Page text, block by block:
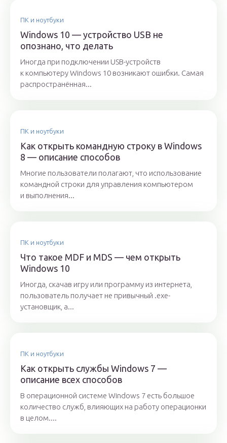
ПК и ноутбуки
Windows 10 — устройство USB не
опознано, что делать
Иногда при подключении USB-устройств
к компьютеру Windows 10 возникают ошибки. Самая
распространённая...
ПК и ноутбуки
Как открыть командную строку в Windows
8 — описание способов
Многие пользователи полагают, что использование
командной строки для управления компьютером
и выполнения...
ПК и ноутбуки
Что такое MDF и MDS — чем открыть
Windows 10
Иногда, скачав игру или программу из интернета,
пользователь получает не привычный .exe-
установщик, а...
ПК и ноутбуки
Как открыть службы Windows 7 —
описание всех способов
В операционной системе Windows 7 есть большое
количество служб, влияющих на работу операционки
в целом....